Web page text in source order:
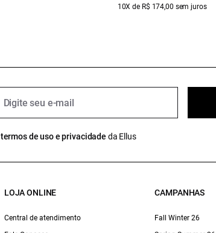
10X de R$ 174,00 sem juros
termos de uso e privacidade da Ellus
LOJA ONLINE
Central de atendimento
CAMPANHAS
Fall Winter 26